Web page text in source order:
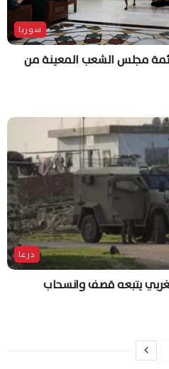
سوريا
مجلس الشعب المعينة من
درعا
يتبعه قصف وانسحاب